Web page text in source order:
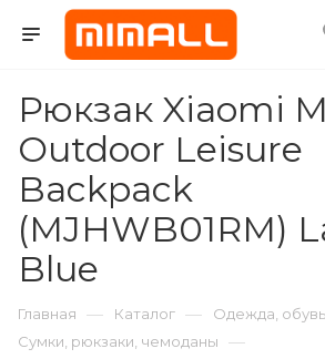
Рюкзак Xiaomi
Outdoor Leisure
Backpack
(MJHWB01RM)
Blue
Главная — Каталог — Одежда,
Сумки, рюкзаки, чемоданы —